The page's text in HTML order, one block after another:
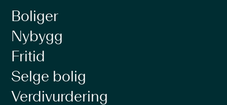
Boliger
Nybygg
Fritid
Selge bolig
Verdivurdering